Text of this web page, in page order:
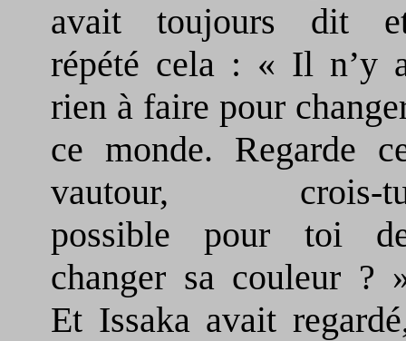
avait toujours dit
répété cela : « Il n’y
rien à faire pour
ce monde. Regarde
vautour, crois-
possible pour toi
changer sa couleur ?
Et Issaka avait